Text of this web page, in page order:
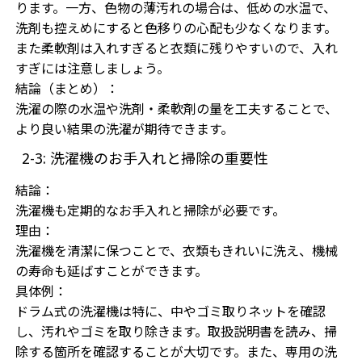
ります。一方、色物の薄汚れの場合は、低めの水温で、
洗剤も控えめにすると色移りの心配も少なくなります。
また柔軟剤は入れすぎると衣類に残りやすいので、入れ
すぎには注意しましょう。
結論（まとめ）：
洗濯の際の水温や洗剤・柔軟剤の量を工夫することで、
より良い結果の洗濯が期待できます。
2-3: 洗濯機のお手入れと掃除の重要性
結論：
洗濯機も定期的なお手入れと掃除が必要です。
理由：
洗濯機を清潔に保つことで、衣類もきれいに洗え、機械
の寿命も延ばすことができます。
具体例：
ドラム式の洗濯機は特に、中やゴミ取りネットを確認
し、汚れやゴミを取り除きます。取扱説明書を読み、掃
除する箇所を確認することが大切です。また、専用の洗